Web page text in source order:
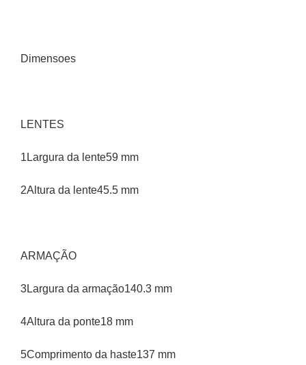
Dimensoes
LENTES
1Largura da lente59 mm
2Altura da lente45.5 mm
ARMAÇÃO
3Largura da armação140.3 mm
4Altura da ponte18 mm
5Comprimento da haste137 mm